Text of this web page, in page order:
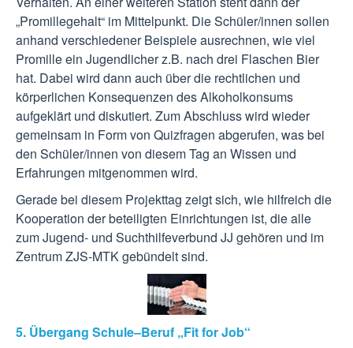
„Promillegehalt“ im Mittelpunkt. Die Schüler/innen sollen
anhand verschiedener Beispiele ausrechnen, wie viel
Promille ein Jugendlicher z.B. nach drei Flaschen Bier
hat. Dabei wird dann auch über die rechtlichen und
körperlichen Konsequenzen des Alkoholkonsums
aufgeklärt und diskutiert. Zum Abschluss wird wieder
gemeinsam in Form von Quizfragen abgerufen, was bei
den Schüler/innen von diesem Tag an Wissen und
Erfahrungen mitgenommen wird.
Gerade bei diesem Projekttag zeigt sich, wie hilfreich die
Kooperation der beteiligten Einrichtungen ist, die alle
zum Jugend- und Suchthilfeverbund JJ gehören und im
Zentrum ZJS-MTK gebündelt sind.
5. Übergang Schule–Beruf „Fit for Job“